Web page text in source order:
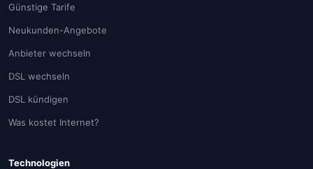
Günstige Tarife
Neukunden-Angebote
Anbieter wechseln
DSL wechseln
DSL kündigen
Was kostet Internet?
Technologien